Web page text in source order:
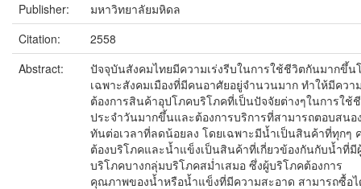
Publisher:
มหาวิทยาลัยมหิดล
Citation:
2558
Abstract:
ปัจจุบันสังคมไทยมีความเร่งรีบในการใช้ชีวิตกันมากขึ้น
เฉพาะสังคมเมืองที่มีคนอาศัยอยู่จำนวนมาก ทำให้มีควา
ต้องการสินค้าอุปโภคบริโภคที่เป็นปัจจัยต่างๆในการใช้
ประจำวันมากขึ้นและต้องการบริการที่สามารถตอบสนอ
ทันต่อเวลาที่ลดน้อยลง โดยเฉพาะมีน้ำเป็นสินค้าที่ทุกๆ
ต้องบริโภคและน้ำแข็งเป็นสินค้าที่เกี่ยวข้องกันกับน้ำที่มี
บริโภคบางกลุ่มบริโภคสม่ำเสมอ ซึ่งผู้บริโภคต้องการ
คุณภาพของน้ำหรือน้ำแข็งที่มีความสะอาด สามารถซื้อ